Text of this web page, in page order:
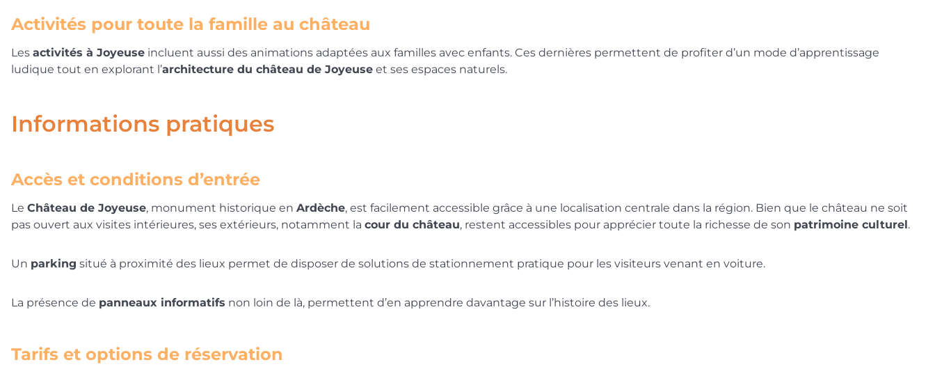
Activités pour toute la famille au château
Les activités à Joyeuse incluent aussi des animations adaptées aux familles avec enfants. Ces dernières permettent de profiter d’un mode d’apprentissage
ludique tout en explorant l’architecture du château de Joyeuse et ses espaces naturels.
Informations pratiques
Accès et conditions d’entrée
Le Château de Joyeuse, monument historique en Ardèche, est facilement accessible grâce à une localisation centrale dans la région. Bien que le château ne soit
pas ouvert aux visites intérieures, ses extérieurs, notamment la cour du château, restent accessibles pour apprécier toute la richesse de son patrimoine culturel.
Un parking situé à proximité des lieux permet de disposer de solutions de stationnement pratique pour les visiteurs venant en voiture.
La présence de panneaux informatifs non loin de là, permettent d’en apprendre davantage sur l’histoire des lieux.
Tarifs et options de réservation